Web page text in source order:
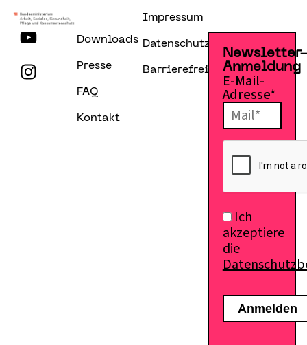
Downloads
Presse
FAQ
Kontakt
Impressum
Datenschutzerklärung
Barrierefreiheitserklärung
Anmeldung
E-Mail-
Adresse*
Ich
akzeptiere
die